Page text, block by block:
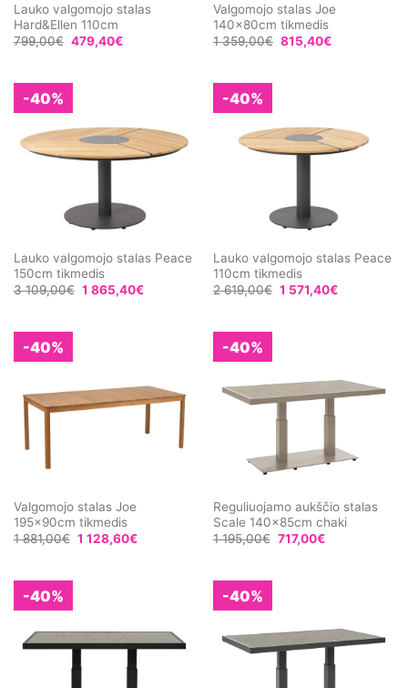
Lauko valgomojo stalas
Hard&Ellen 110cm
799,00€ 479,40€
Valgomojo stalas Joe
140x80cm tikmedis
1 359,00€ 815,40€
-40%
Lauko valgomojo stalas Peace
150cm tikmedis
3 109,00€ 1 865,40€
-40%
Lauko valgomojo stalas Peace
110cm tikmedis
2 619,00€ 1 571,40€
-40%
Valgomojo stalas Joe
195x90cm tikmedis
1 881,00€ 1 128,60€
-40%
Reguliuojamo aukščio stalas
Scale 140x85cm chaki
1 195,00€ 717,00€
-40% -40%